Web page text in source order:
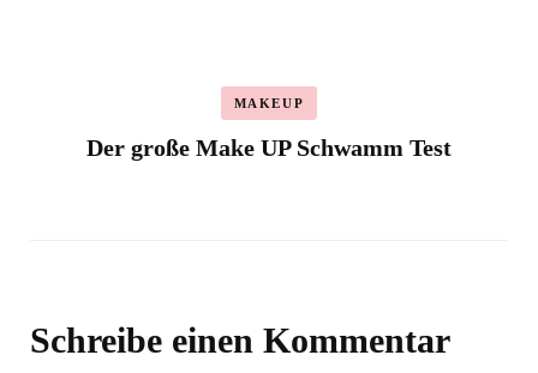
MAKEUP
Der große Make UP Schwamm Test
Schreibe einen Kommentar